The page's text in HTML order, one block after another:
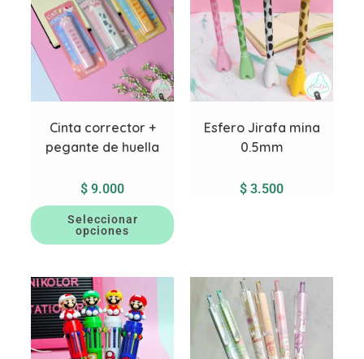
Cinta corrector +
pegante de huella
$ 9.000
Seleccionar
opciones
Esfero Jirafa mina
0.5mm
$ 3.500